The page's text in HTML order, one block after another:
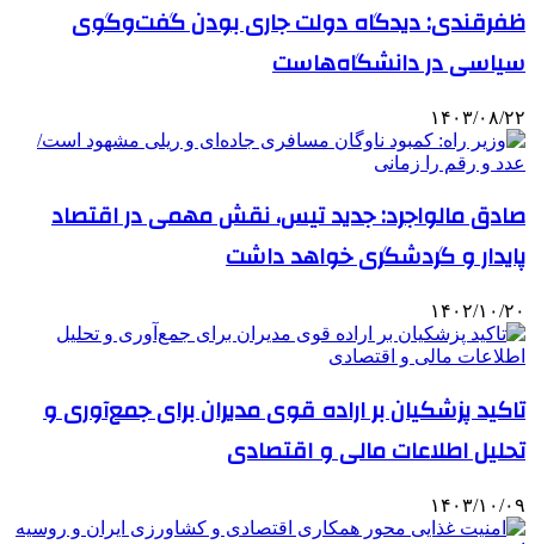
ظفرقندی: دیدگاه دولت جاری بودن گفت‌وگوی
سیاسی در دانشگاه‌هاست
۱۴۰۳/۰۸/۲۲
صادق مالواجرد: جدید تیس، نقش مهمی در اقتصاد
پایدار و گردشگری خواهد داشت
۱۴۰۲/۱۰/۲۰
تاکید پزشکیان بر اراده قوی مدیران برای جمع‌آوری و
تحلیل اطلاعات مالی و اقتصادی
۱۴۰۳/۱۰/۰۹